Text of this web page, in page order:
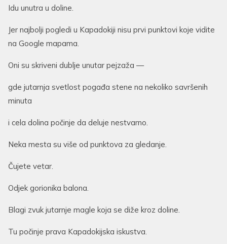
Idu unutra u doline.
Jer najbolji pogledi u Kapadokiji nisu prvi punktovi koje vidite
na Google mapama.
Oni su skriveni dublje unutar pejzaža —
gde jutarnja svetlost pogađa stene na nekoliko savršenih
minuta
i cela dolina počinje da deluje nestvarno.
Neka mesta su više od punktova za gledanje.
Čujete vetar.
Odjek gorionika balona.
Blagi zvuk jutarnje magle koja se diže kroz doline.
Tu počinje prava Kapadokijska iskustva.